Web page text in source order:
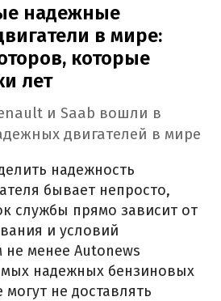
надежные
в мире:
которые
лет
и Saab вошли в
двигателей в мире
надежность
бывает непросто,
службы прямо зависит от
и условий
не менее Autonews
надежных бензиновых
не доставлять